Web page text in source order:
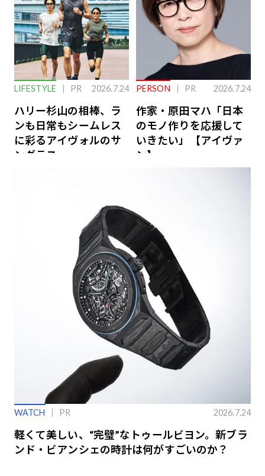
LIFESTYLE PR 2026.7.24
ハリー杉山の相棒、ラ
ンも日常もシームレス
に彩るアイヴォルのサ
ングラス
PERSON PR 2026.7.24
作家・原田マハ「日本
のモノ作りを応援して
いきたい」【アイヴァ
ン】
WATCH PR 2026.7.24
軽くて美しい、“完璧”なトゥールビヨン。新ブラ
ンド・ビアンシェの時計は何がすごいのか？